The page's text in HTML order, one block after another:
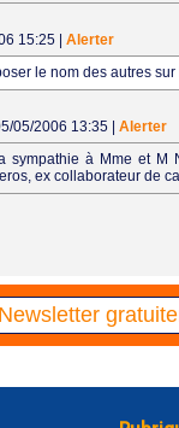
15:25 | Alerter
le nom des autres
05/2006 13:35 | Alerter
sympathie à Mme et
ex collaborateur de